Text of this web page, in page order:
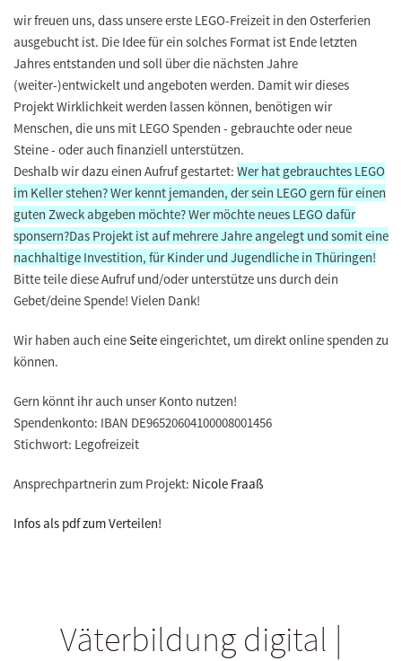
wir freuen uns, dass unsere erste LEGO-Freizeit in den Osterferien
ausgebucht ist. Die Idee für ein solches Format ist Ende letzten
Jahres entstanden und soll über die nächsten Jahre
(weiter-)entwickelt und angeboten werden. Damit wir dieses
Projekt Wirklichkeit werden lassen können, benötigen wir
Menschen, die uns mit LEGO Spenden - gebrauchte oder neue
Steine - oder auch finanziell unterstützen.
Deshalb wir dazu einen Aufruf gestartet: Wer hat gebrauchtes LEGO
im Keller stehen?Wer kennt jemanden, der sein LEGO gern für einen
guten Zweck abgeben möchte?Wer möchte neues LEGO dafür
sponsern?Das Projekt ist auf mehrere Jahre angelegt und somit eine
nachhaltige Investition, für Kinder und Jugendliche in Thüringen!
Bitte teile diese Aufruf und/oder unterstütze uns durch dein
Gebet/deine Spende! Vielen Dank!
Wir haben auch eineSeiteeingerichtet, um direkt online spenden zu
können.
Gern könnt ihr auch unser Konto nutzen!
Spendenkonto: IBAN DE96520604100008001456
Stichwort: Legofreizeit
Ansprechpartnerin zum Projekt: Nicole Fraaß
Infos als pdf zum Verteilen!
Väterbildung digital |